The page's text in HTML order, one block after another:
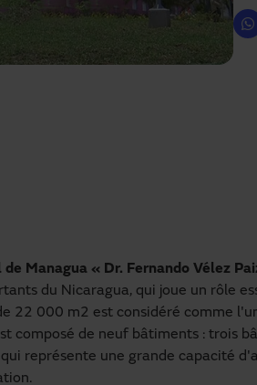
Managua « Dr. Fernando Vélez
du Nicaragua, qui joue un rôle
22 000 m2 est considéré comme
composé de neuf bâtiments : trois
représente une grande capacité